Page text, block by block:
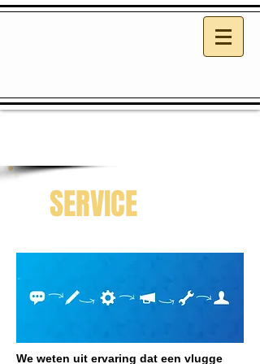
SERVICE
We weten uit ervaring dat een vlugge